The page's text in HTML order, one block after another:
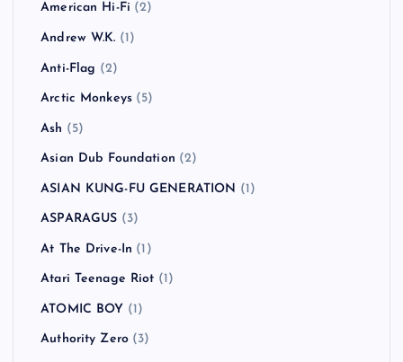
American Hi-Fi (2)
Andrew W.K. (1)
Anti-Flag (2)
Arctic Monkeys (5)
Ash (5)
Asian Dub Foundation (2)
ASIAN KUNG-FU GENERATION (1)
ASPARAGUS (3)
At The Drive-In (1)
Atari Teenage Riot (1)
ATOMIC BOY (1)
Authority Zero (3)